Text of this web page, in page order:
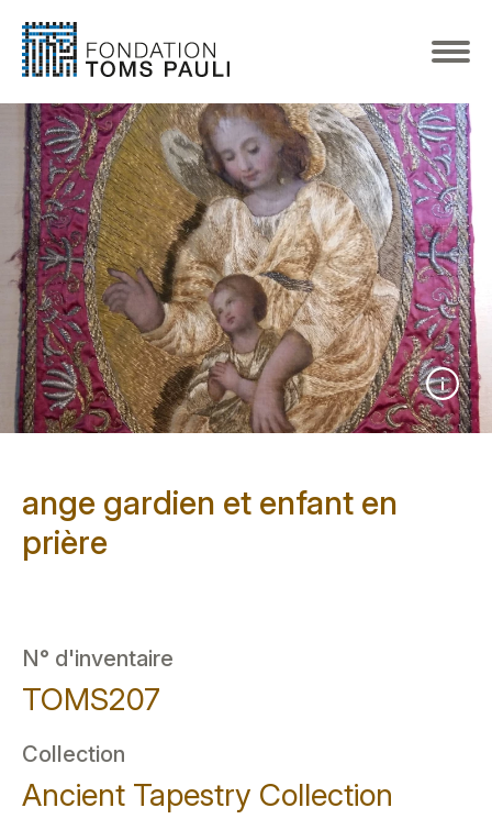
ange gardien et enfant en
prière
N° d'inventaire
TOMS207
Collection
Ancient Tapestry Collection